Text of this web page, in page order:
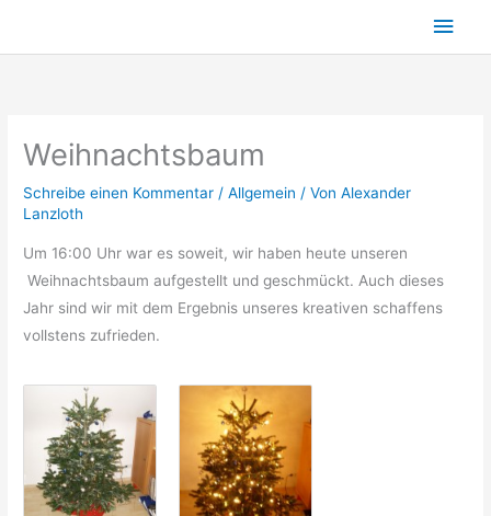
Weihnachtsbaum
Schreibe einen Kommentar /Allgemein / VonAlexander
Lanzloth
Um 16:00 Uhr war es soweit, wir haben heute unseren
Weihnachtsbaum aufgestellt und geschmückt. Auch dieses
Jahr sind wir mit dem Ergebnis unseres kreativen schaffens
vollstens zufrieden.